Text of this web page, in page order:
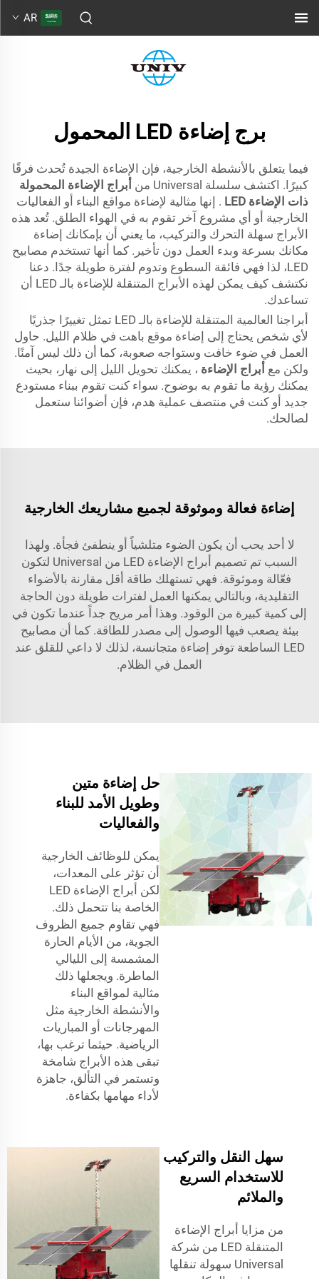
AR
برج إضاءة LED المحمول
فيما يتعلق بالأنشطة الخارجية، فإن الإضاءة الجيدة تُحدث فرقًا
كبيرًا. اكتشف سلسلة Universal من
أبراج الإضاءة المحمولة
ذات الإضاءة LED
. إنها مثالية لإضاءة مواقع البناء أو الفعاليات
الخارجية أو أي مشروع آخر تقوم به في الهواء الطلق. تُعد هذه
الأبراج سهلة التحرك والتركيب، ما يعني أن بإمكانك إضاءة
مكانك بسرعة وبدء العمل دون تأخير. كما أنها تستخدم مصابيح
LED، لذا فهي فائقة السطوع وتدوم لفترة طويلة جدًا. دعنا
نكتشف كيف يمكن لهذه الأبراج المتنقلة للإضاءة بالـ LED أن
تساعدك.
أبراجنا العالمية المتنقلة للإضاءة بالـ LED تمثل تغييرًا جذريًا
لأي شخص يحتاج إلى إضاءة موقع باهت في ظلام الليل. حاول
العمل في ضوء خافت وستواجه صعوبة، كما أن ذلك ليس آمنًا.
ولكن مع أبراج الإضاءة ، يمكنك تحويل الليل إلى نهار، بحيث
يمكنك رؤية ما تقوم به بوضوح. سواء كنت تقوم ببناء مستودع
جديد أو كنت في منتصف عملية هدم، فإن أضوائنا ستعمل
لصالحك.
إضاءة فعالة وموثوقة لجميع مشاريعك الخارجية
لا أحد يحب أن يكون الضوء متلشياً أو ينطفئ فجأة. ولهذا
السبب تم تصميم أبراج الإضاءة LED من Universal لتكون
فعّالة وموثوقة. فهي تستهلك طاقة أقل مقارنة بالأضواء
التقليدية، وبالتالي يمكنها العمل لفترات طويلة دون الحاجة
إلى كمية كبيرة من الوقود. وهذا أمر مريح جداً عندما تكون في
بيئة يصعب فيها الوصول إلى مصدر للطاقة. كما أن مصابيح
LED الساطعة توفر إضاءة متجانسة، لذلك لا داعي للقلق عند
العمل في الظلام.
حل إضاءة متين
وطويل الأمد للبناء
والفعاليات
يمكن للوظائف الخارجية
أن تؤثر على المعدات،
لكن أبراج الإضاءة LED
الخاصة بنا تتحمل ذلك.
فهي تقاوم جميع الظروف
الجوية، من الأيام الحارة
المشمسة إلى الليالي
الماطرة. ويجعلها ذلك
مثالية لمواقع البناء
والأنشطة الخارجية مثل
المهرجانات أو المباريات
الرياضية. حيثما ترغب بها،
تبقى هذه الأبراج شامخة
وتستمر في التألق، جاهزة
لأداء مهامها بكفاءة.
سهل النقل والتركيب
للاستخدام السريع
والملائم
من مزايا أبراج الإضاءة
المتنقلة LED من شركة
Universal سهولة تنقلها